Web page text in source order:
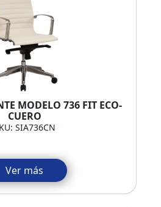
MODELO 736 FIT ECO-
CUERO
SIA736CN
Ver más